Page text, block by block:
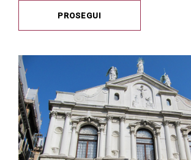
PROSEGUI